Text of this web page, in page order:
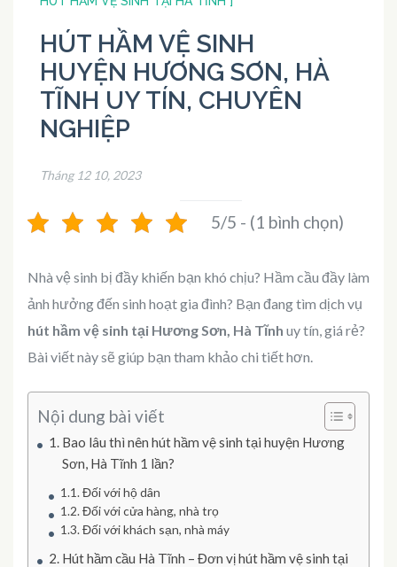
HÚT HẦM VỆ SINH
HUYỆN HƯƠNG SƠN, HÀ
TĨNH UY TÍN, CHUYÊN
NGHIỆP
Tháng 12 10, 2023
5/5 - (1 bình chọn)
Nhà vệ sinh bị đầy khiến bạn khó chịu? Hầm cầu đầy làm
ảnh hưởng đến sinh hoạt gia đình? Bạn đang tìm dịch vụ
hút hầm vệ sinh tại Hương Sơn, Hà Tĩnh uy tín, giá rẻ?
Bài viết này sẽ giúp bạn tham khảo chi tiết hơn.
Nội dung bài viết
Bao lâu thì nên hút hầm vệ sinh tại huyện Hương
Sơn, Hà Tĩnh 1 lần?
Đối với hộ dân
Đối với cửa hàng, nhà trọ
Đối với khách sạn, nhà máy
Hút hầm cầu Hà Tĩnh – Đơn vị hút hầm vệ sinh tại